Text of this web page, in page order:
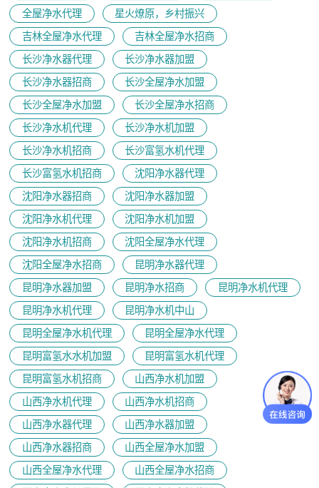
全屋净水代理
星火燎原，乡村振兴
吉林全屋净水代理
吉林全屋净水招商
长沙净水器代理
长沙净水器加盟
长沙净水器招商
长沙全屋净水加盟
长沙全屋净水加盟
长沙全屋净水招商
长沙净水机代理
长沙净水机加盟
长沙净水机招商
长沙富氢水机代理
长沙富氢水机招商
沈阳净水器代理
沈阳净水器招商
沈阳净水器加盟
沈阳净水机代理
沈阳净水机加盟
沈阳净水机招商
沈阳全屋净水代理
沈阳全屋净水招商
昆明净水器代理
昆明净水器加盟
昆明净水招商
昆明净水机代理
昆明净水机代理
昆明净水机中山
昆明全屋净水机代理
昆明全屋净水代理
昆明富氢水水机加盟
昆明富氢水机代理
昆明富氢水机招商
山西净水机加盟
山西净水机代理
山西净水机招商
山西净水器代理
山西净水器加盟
山西净水器招商
山西全屋净水加盟
山西全屋净水代理
山西全屋净水招商